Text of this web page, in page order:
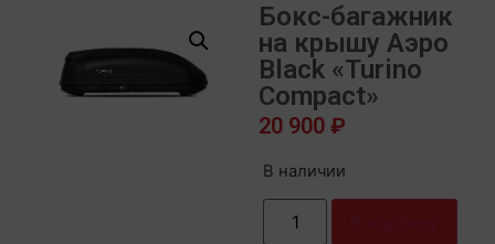
Бокс-багажник
на крышу Аэро
Black «Turino
Compact»
20 900 ₽
В наличии